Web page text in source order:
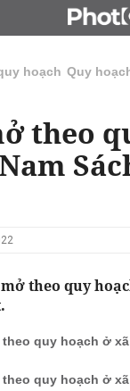
ĐẤU GIÁ -
hoạch Quy
theo
theo quy
quy hoạch ở
quy hoạch ở